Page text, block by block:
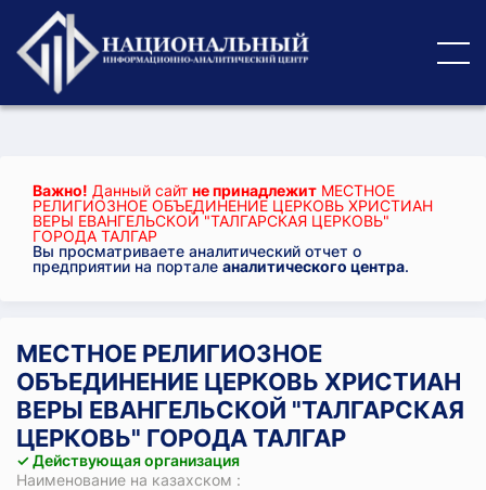
Важно! Данный сайт не принадлежит МЕСТНОЕ
РЕЛИГИОЗНОЕ ОБЪЕДИНЕНИЕ ЦЕРКОВЬ ХРИСТИАН
ВЕРЫ ЕВАНГЕЛЬСКОЙ "ТАЛГАРСКАЯ ЦЕРКОВЬ"
ГОРОДА ТАЛГАР
Вы просматриваете аналитический отчет о
предприятии на портале аналитического центра.
МЕСТНОЕ РЕЛИГИОЗНОЕ
ОБЪЕДИНЕНИЕ ЦЕРКОВЬ ХРИСТИАН
ВЕРЫ ЕВАНГЕЛЬСКОЙ "ТАЛГАРСКАЯ
ЦЕРКОВЬ" ГОРОДА ТАЛГАР
✓ Действующая организация
Наименование на казахском :